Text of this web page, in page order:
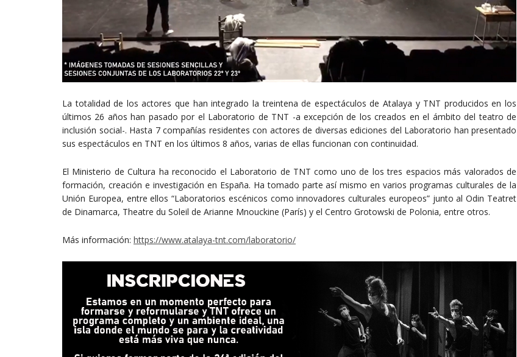
La totalidad de los actores que han integrado la treintena de espectáculos de Atalaya y TNT producidos en los
últimos 26 años han pasado por el Laboratorio de TNT -a excepción de los creados en el ámbito del teatro de
inclusión social-. Hasta 7 compañías residentes con actores de diversas ediciones del Laboratorio han presentado
sus espectáculos en TNT en los últimos 8 años, varias de ellas funcionan con continuidad.
El Ministerio de Cultura ha reconocido el Laboratorio de TNT como uno de los tres espacios más valorados de
formación, creación e investigación en España. Ha tomado parte así mismo en varios programas culturales de la
Unión Europea, entre ellos “Laboratorios escénicos como innovadores culturales europeos” junto al Odin Teatret
de Dinamarca, Theatre du Soleil de Arianne Mnouckine (París) y el Centro Grotowski de Polonia, entre otros.
Más información: https://www.atalaya-tnt.com/laboratorio/